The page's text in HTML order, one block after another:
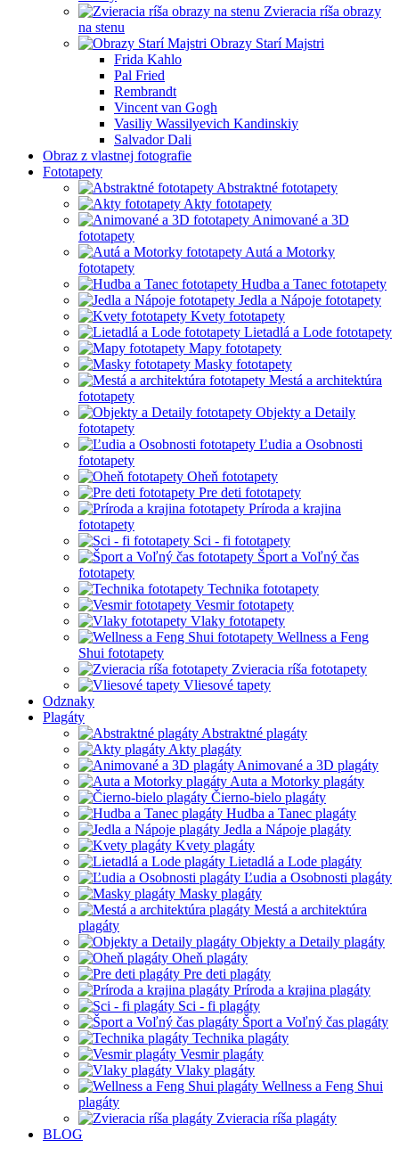
Zvieracia ríša obrazy
na stenu
Obrazy Starí Majstri
Frida Kahlo
Pal Fried
Rembrandt
Vincent van Gogh
Vasiliy Wassilyevich Kandinskiy
Salvador Dali
Obraz z vlastnej fotografie
Fototapety
Abstraktné fototapety
Akty fototapety
Animované a 3D
fototapety
Autá a Motorky
fototapety
Hudba a Tanec fototapety
Jedla a Nápoje fototapety
Kvety fototapety
Lietadlá a Lode fototapety
Mapy fototapety
Masky fototapety
Mestá a architektúra
fototapety
Objekty a Detaily
fototapety
Ľudia a Osobnosti
fototapety
Oheň fototapety
Pre deti fototapety
Príroda a krajina
fototapety
Sci - fi fototapety
Šport a Voľný čas
fototapety
Technika fototapety
Vesmir fototapety
Vlaky fototapety
Wellness a Feng
Shui fototapety
Zvieracia ríša fototapety
Vliesové tapety
Odznaky
Plagáty
Abstraktné plagáty
Akty plagáty
Animované a 3D plagáty
Auta a Motorky plagáty
Čierno-bielo plagáty
Hudba a Tanec plagáty
Jedla a Nápoje plagáty
Kvety plagáty
Lietadlá a Lode plagáty
Ľudia a Osobnosti plagáty
Masky plagáty
Mestá a architektúra
plagáty
Objekty a Detaily plagáty
Oheň plagáty
Pre deti plagáty
Príroda a krajina plagáty
Sci - fi plagáty
Šport a Voľný čas plagáty
Technika plagáty
Vesmir plagáty
Vlaky plagáty
Wellness a Feng Shui
plagáty
Zvieracia ríša plagáty
BLOG